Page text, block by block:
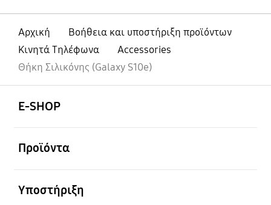
Αρχική
Βοήθεια και υποστήριξη προϊόντων
Κινητά Τηλέφωνα
Accessories
Θήκη Σιλικόνης (Galaxy S10e)
E-SHOP
Προϊόντα
Υποστήριξη